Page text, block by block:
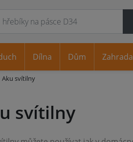
Aku svítilny
svítilny
Dílna Dům Zahrada